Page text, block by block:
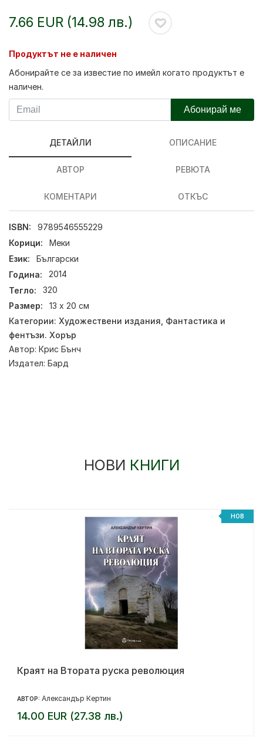
7.66 EUR (14.98 лв.)
Продуктът не е наличен
Абонирайте се за известие по имейл когато продуктът е
наличен.
Абонирай ме
ДЕТАЙЛИ ОПИСАНИЕ
АВТОР РЕВЮТА
КОМЕНТАРИ ОТКЪС
ISBN:
9789546555229
Корици:
Меки
Език:
Български
Година:
2014
Тегло:
320
Размер:
13 х 20 см
Категории: Художествени издания Фантастика и
фентъзи. Хорър
Автор: Крис Бънч
Издател: Бард
НОВИ КНИГИ
НОВ
Краят на Втората руска революция
АВТОР: Александър Кертин
14.00 EUR (27.38 лв.)